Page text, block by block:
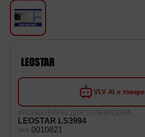
Посуда
VLV AI о товаре
КРОНШТЕЙНЫ ДЛЯ ТЕЛЕВИЗОРА
LEOSTAR LS3994
SKU 0010821